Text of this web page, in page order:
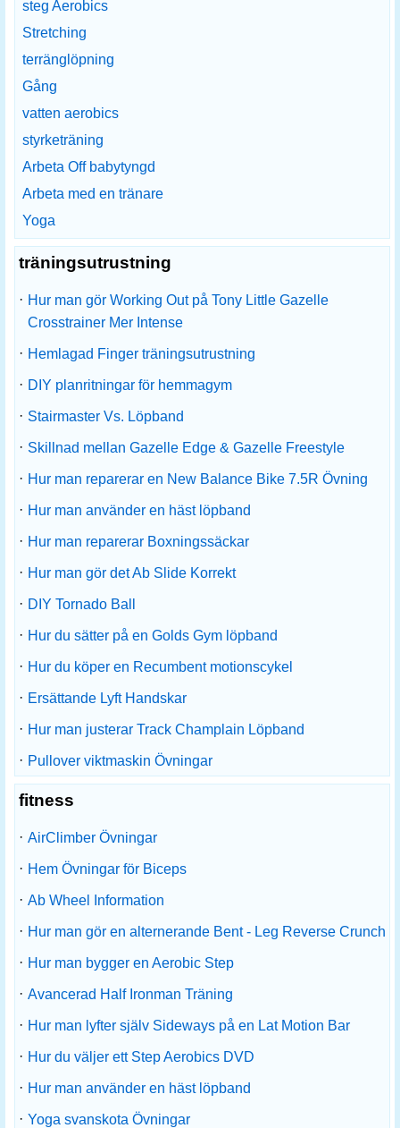
steg Aerobics
Stretching
terränglöpning
Gång
vatten aerobics
styrketräning
Arbeta Off babytyngd
Arbeta med en tränare
Yoga
träningsutrustning
· Hur man gör Working Out på Tony Little Gazelle
Crosstrainer Mer Intense
· Hemlagad Finger träningsutrustning
· DIY planritningar för hemmagym
· Stairmaster Vs. Löpband
· Skillnad mellan Gazelle Edge & Gazelle Freestyle
· Hur man reparerar en New Balance Bike 7.5R Övning
· Hur man använder en häst löpband
· Hur man reparerar Boxningssäckar
· Hur man gör det Ab Slide Korrekt
· DIY Tornado Ball
· Hur du sätter på en Golds Gym löpband
· Hur du köper en Recumbent motionscykel
· Ersättande Lyft Handskar
· Hur man justerar Track Champlain Löpband
· Pullover viktmaskin Övningar
fitness
· AirClimber Övningar
· Hem Övningar för Biceps
· Ab Wheel Information
· Hur man gör en alternerande Bent - Leg Reverse Crunch
· Hur man bygger en Aerobic Step
· Avancerad Half Ironman Träning
· Hur man lyfter själv Sideways på en Lat Motion Bar
· Hur du väljer ett Step Aerobics DVD
· Hur man använder en häst löpband
· Yoga svanskota Övningar